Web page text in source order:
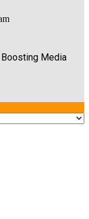
Media